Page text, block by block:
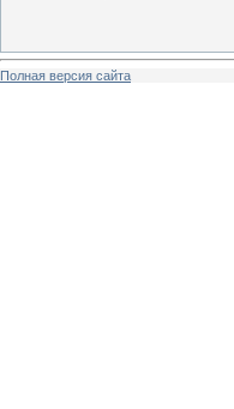
Полная версия сайта